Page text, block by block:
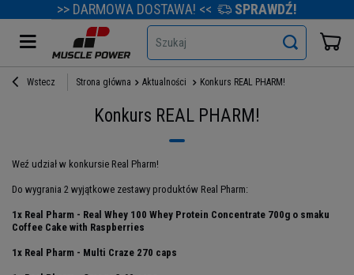
>> DARMOWA DOSTAWA! << SPRAWDŹ!
Szukaj
Wstecz Strona główna Aktualności Konkurs REAL PHARM!
Konkurs REAL PHARM!
Weź udział w konkursie Real Pharm!
Do wygrania 2 wyjątkowe zestawy produktów Real Pharm:
1x Real Pharm - Real Whey 100 Whey Protein Concentrate 700g o smaku
Coffee Cake with Raspberries
1x Real Pharm - Multi Craze 270 caps